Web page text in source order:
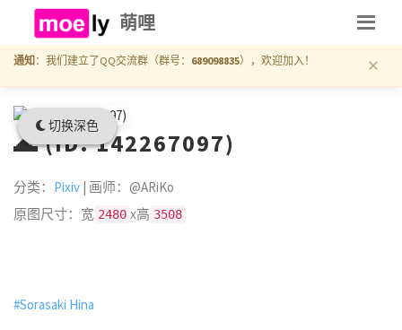
切换深色
萌哩
通知 ：我们建立了QQ交流群（群号： 689098835），欢迎加入！ ×
🌊 (ID: 142267097)
分类： Pixiv | 画师：@ARiKo
原图尺寸：宽 2480 x高 3508
#Sorasaki Hina